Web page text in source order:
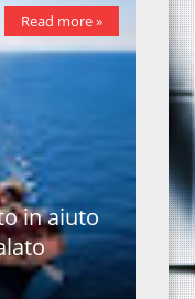
in aiuto
Read more »